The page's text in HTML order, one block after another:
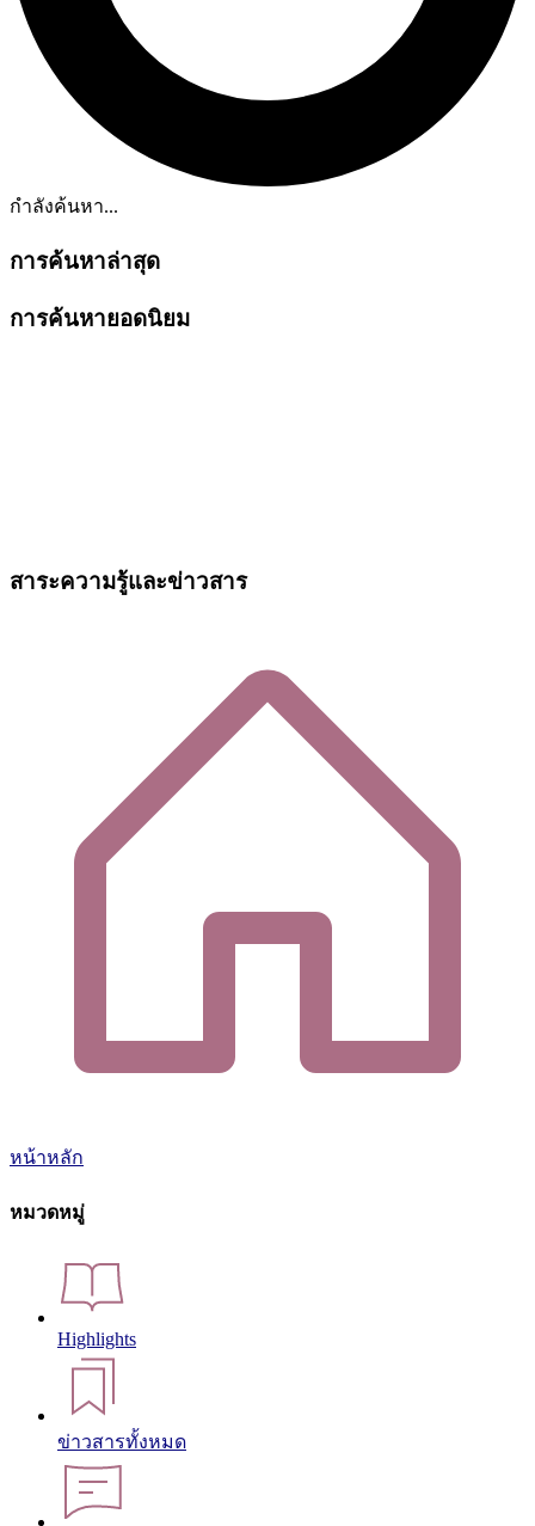
กำลังค้นหา...
การค้นหาล่าสุด
การค้นหายอดนิยม
สาระความรู้และข่าวสาร
หน้าหลัก
หมวดหมู่
Highlights
ข่าวสารทั้งหมด